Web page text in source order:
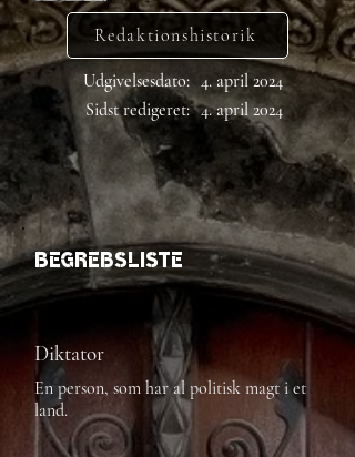
Redaktionshistorik
Udgivelsesdato: 4. april 2024
Sidst redigeret: 4. april 2024
Begrebsliste
Diktator
En person, som har al politisk magt i et
land.